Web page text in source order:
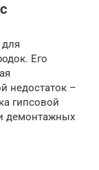
Его
недостаток –
гипсовой
демонтажных